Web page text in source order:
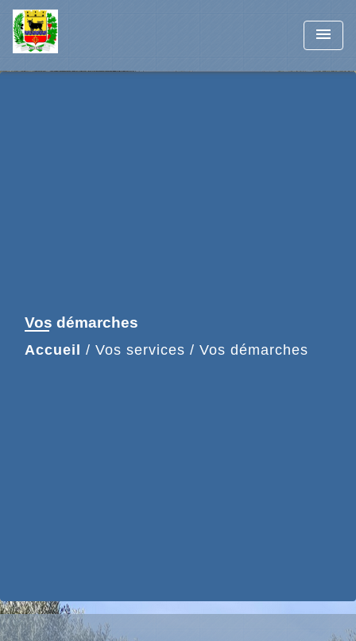
menu
Vos démarches
Accueil / Vos services / Vos démarches